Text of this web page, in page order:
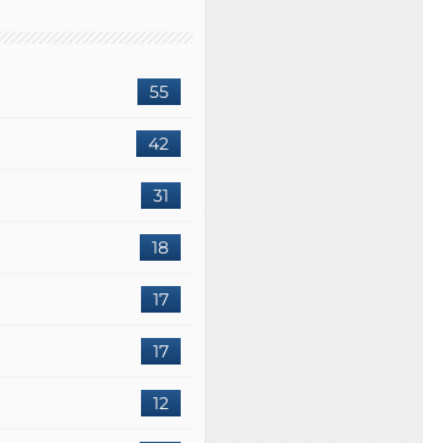
55
42
31
18
17
17
12